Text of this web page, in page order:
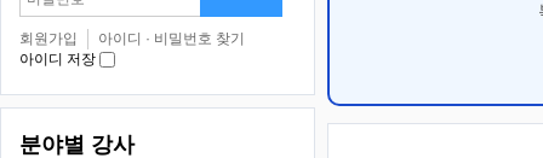
회원가입
아이디 · 비밀번호 찾기
아이디 저장
분야별 강사